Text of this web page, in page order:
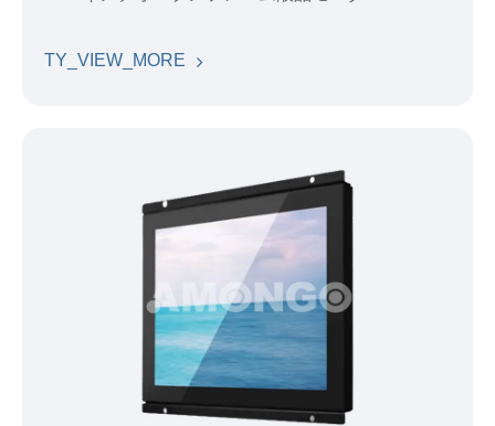
TY_VIEW_MORE